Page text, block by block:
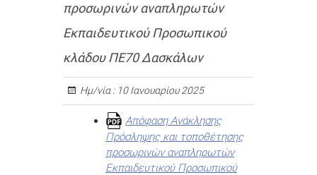
προσωρινών αναπληρωτών
Εκπαιδευτικού Προσωπικού
κλάδου ΠΕ70 Δασκάλων
Ημ/νία :10 Ιανουαρίου 2025
Απόφαση Ανάκλησης
Πρόσληψης και τοποθέτησης
προσωρινών αναπληρωτών
Εκπαιδευτικού Προσωπικού